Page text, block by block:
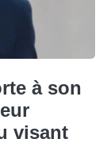
à son
visant